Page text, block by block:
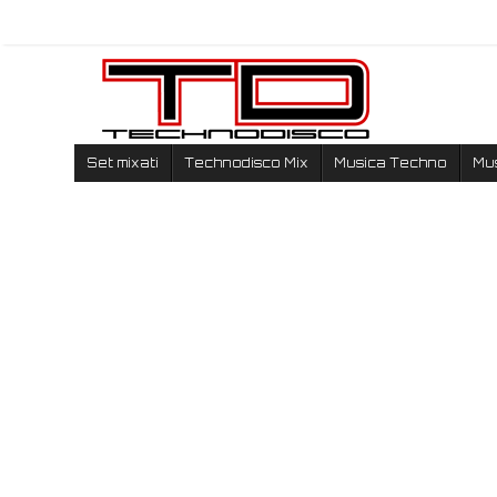
Set mixati Technodisco Mix Musica Techno